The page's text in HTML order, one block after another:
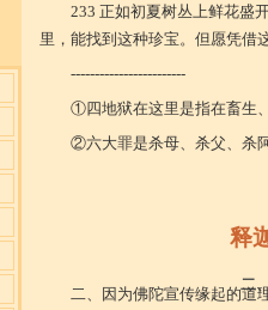
233 正如初夏树丛上鲜花盛
里，能找到这种珍宝。但愿凭借
------------------------
①四地狱在这里是指在畜生
②六大罪是杀母、杀父、杀
释
二
二、因为佛陀宣传缘起的道